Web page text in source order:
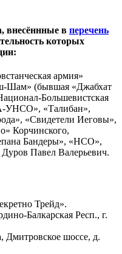
внесённные в перечень
которых
армия»
Шам» (бывшая «Джабхат
Большевистская
УНСО», «Талибан»,
«Свидетели Иеговы»,
Корчинского,
Бандеры», «НСО»,
Павел Валерьевич.
Трейд».
Балкарская Респ., г.
Дмитровское шоссе, д.